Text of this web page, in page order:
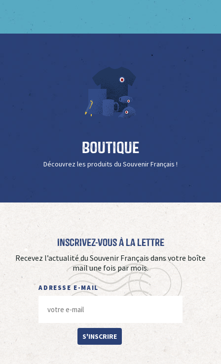
Boutique
Découvrez les produits du Souvenir Français !
Inscrivez-vous à La Lettre
Recevez l’actualité du Souvenir Français dans votre boîte
mail une fois par mois.
ADRESSE E-MAIL
S'INSCRIRE